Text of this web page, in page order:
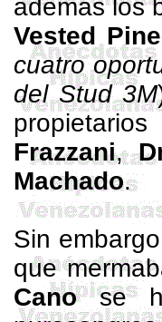
además los
Vested Pine
cuatro
delStud3M
Frazzani,
Machado.
Sin
que
Canose